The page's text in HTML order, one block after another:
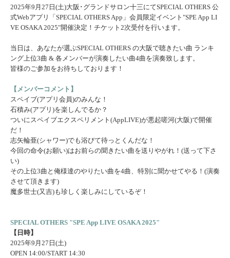
2025年9月27日(土)大阪･グランドサロン十三にてSPECIAL OTHERS 公
式Webアプリ「SPECIAL OTHERS App」会員限定イベント"SPE App LI
VE OSAKA 2025"開催決定！チケット2次受付を行います。
当日は、あなたが選ぶSPECIAL OTHERS の大阪で聴きたい曲 ランキ
ング上位3曲 & 各メンバーが演奏したい曲4曲を演奏致します。
皆様のご参加をお待ちしております！
【メンバーコメント】
スペイブ(アプリ会員)のみんな！
石積み(アプリ)を楽しんでるか？
ついにスペイブエクスペリメント(AppLIVE)が悪起嗟河(大阪)で開催
だ！
志矢輪亜(シャワー)でも浴びて待っとくんだな！
今回の命令(お願い)はお前らの聞きたい曲を送りやがれ！(送って下さ
い)
その上位3曲と俺様達のやりたい曲を4曲、特別に聞かせてやる！(演奏
させて頂きます)
魔多世士(又吉)も珍しく楽しみにしているぞ！
SPECIAL OTHERS "SPE App LIVE OSAKA 2025"
【日時】
2025年9月27日(土)
OPEN 14:00/START 14:30